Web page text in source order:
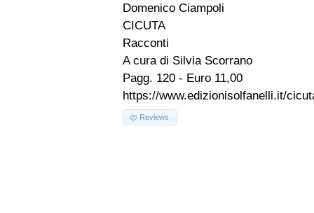
Domenico Ciampoli
CICUTA
Racconti
A cura di Silvia Scorrano
Pagg. 120 - Euro 11,00
https://www.edizionisolfanelli.it/
Reviews